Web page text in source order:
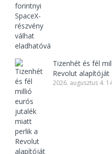
Tizenhét és fél
Revolut alapítóját
2026. augusztus 4.